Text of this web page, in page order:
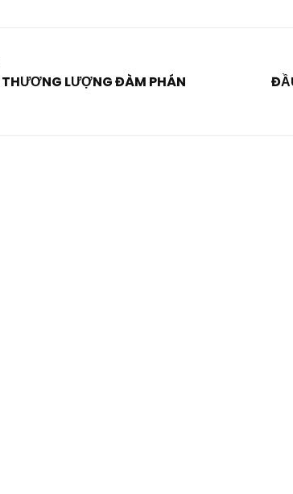
LƯỢNG ĐÀM PHÁN